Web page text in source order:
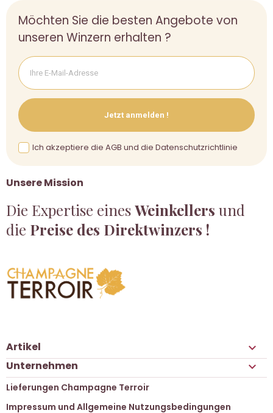
Unsere Mission
Die Expertise einesWeinkellers und
die Preise des Direktwinzers !
Möchten Sie die besten Angebote von
unseren Winzern erhalten ?
Jetzt anmelden !
Ich akzeptiere die AGB und die Datenschutzrichtlinie
Artikel 
Unternehmen 
Lieferungen Champagne Terroir
Impressum und Allgemeine Nutzungsbedingungen